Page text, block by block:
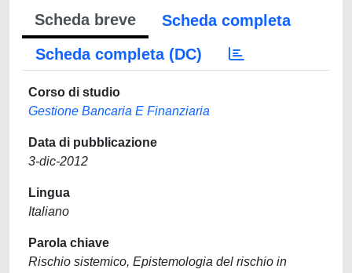
Scheda breve
Scheda completa
Scheda completa (DC)
Corso di studio
Gestione Bancaria E Finanziaria
Data di pubblicazione
3-dic-2012
Lingua
Italiano
Parola chiave
Rischio sistemico, Epistemologia del rischio in